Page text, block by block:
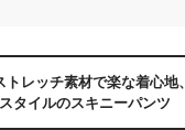
トレッチ素材で楽な着心地、
タイルのスキニーパンツ